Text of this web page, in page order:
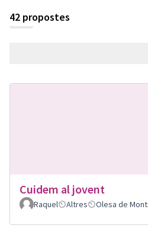
42 propostes
Cuidem al jovent
Raquel
Altres Olesa de